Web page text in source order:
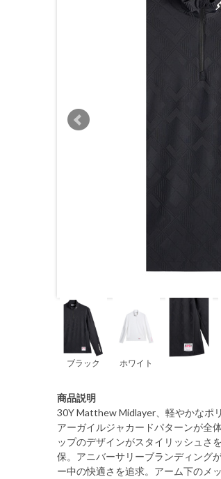
ブラック ホワイト
商品説明
30Y Matthew Midlayer、軽やかなポ
アーガイルジャカードパターンが全
ップのデザインがスタイリッシュさ
保。アニバーサリーブランディング
ー中の快適さを追求。アーム下のメ